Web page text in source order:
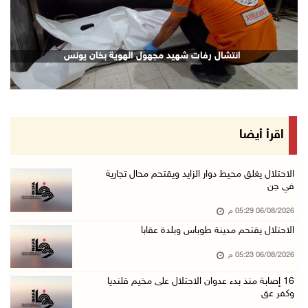
06/آب/2026 02:37 م
سلطة النقد: ارتفاع نسبة الشمول المالي في فلسط ...
06/آب/2026 02:31 م
"فتح": عدوان الاحتلال على مخيّم قلنديا لن ينا ...
وزراء خارجية 8 دول عربية وإسلامية يدينون الان ...
الاحتلال يسلّم إخطارات بهدم منازل ومنشآت في ج ...
06/آب/2026 02:02 م
افتتاح سوق الباذنجان البتيري السنوي في بتير غ ...
"إبداع المعلم" و"التربية" يطلقان دورة في التع ...
06/آب/2026 01:46 م
انتشال رفات شهيد مجهول الهوية بخان يونس
اقرأ أيضا
الاحتلال يغلق محيط دوار الزايد ويقتحم محال تجارية
في جن
06/08/2026 05:29 م
الاحتلال يقتحم مدينة طوباس وبلدة عقابا
06/08/2026 05:23 م
16 إصابة منذ بدء عدوان الاحتلال على مخيم قلنديا
وكفر عق